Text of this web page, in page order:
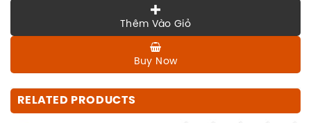
Thêm Vào Giỏ
Buy Now
RELATED PRODUCTS